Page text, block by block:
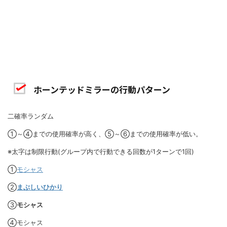
ホーンテッドミラーの行動パターン
二確率ランダム
①～④までの使用確率が高く、⑤～⑥までの使用確率が低い。
※太字は制限行動(グループ内で行動できる回数が1ターンで1回)
①モシャス
②まぶしいひかり
③モシャス
④モシャス